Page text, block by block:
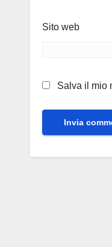
Sito web
Salva il mio